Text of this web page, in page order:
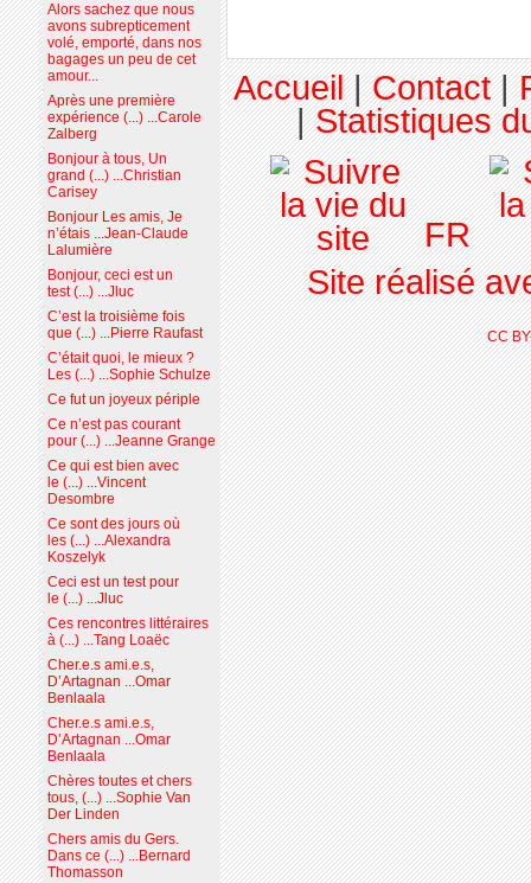
Alors sachez que nous
avons subrepticement
volé, emporté, dans nos
bagages un peu de cet
amour...
Après une première
expérience (...) ...Carole
Zalberg
Bonjour à tous, Un
grand (...) ...Christian
Carisey
Bonjour Les amis, Je
n’étais ...Jean-Claude
Lalumière
Bonjour, ceci est un
test (...) ...Jluc
C’est la troisième fois
que (...) ...Pierre Raufast
C’était quoi, le mieux ?
Les (...) ...Sophie Schulze
Ce fut un joyeux périple
Ce n’est pas courant
pour (...) ...Jeanne Grange
Ce qui est bien avec
le (...) ...Vincent
Desombre
Ce sont des jours où
les (...) ...Alexandra
Koszelyk
Ceci est un test pour
le (...) ...Jluc
Ces rencontres littéraires
à (...) ...Tang Loaëc
Cher.e.s ami.e.s,
D’Artagnan ...Omar
Benlaala
Cher.e.s ami.e.s,
D’Artagnan ...Omar
Benlaala
Chères toutes et chers
tous, (...) ...Sophie Van
Der Linden
Chers amis du Gers.
Dans ce (...) ...Bernard
Thomasson
Accueil|Contact|
|Statistiques
FR
Site réalisé
CC